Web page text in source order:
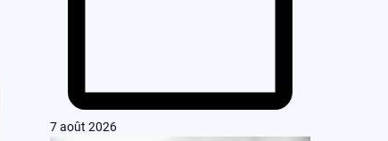
7 août 2026